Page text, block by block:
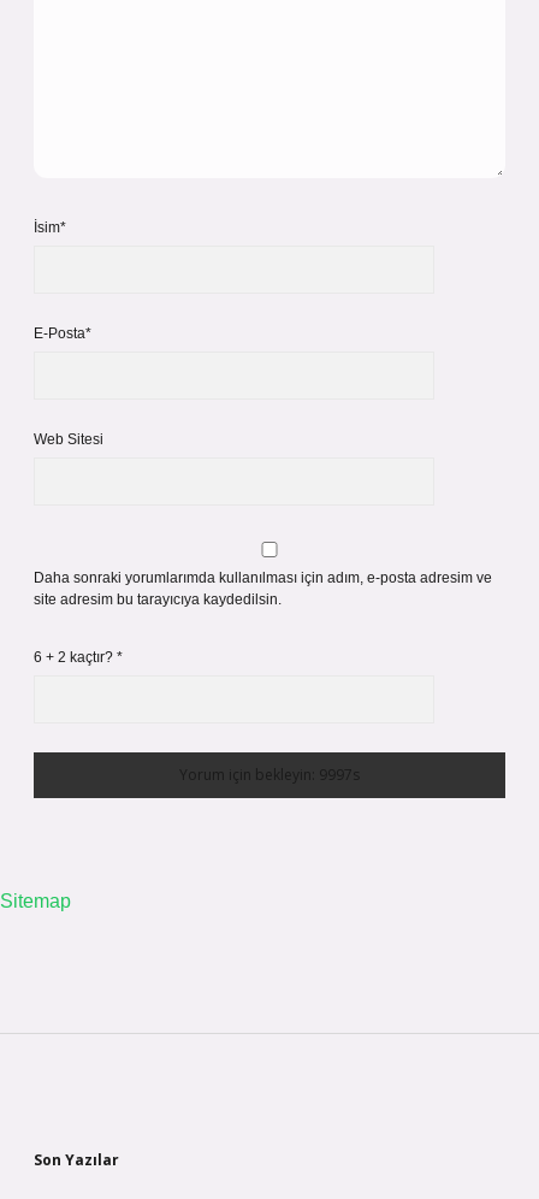
İsim*
E-Posta*
Web Sitesi
Daha sonraki yorumlarımda kullanılması için adım, e-posta adresim ve
site adresim bu tarayıcıya kaydedilsin.
6 + 2 kaçtır? *
Sitemap
Son Yazılar